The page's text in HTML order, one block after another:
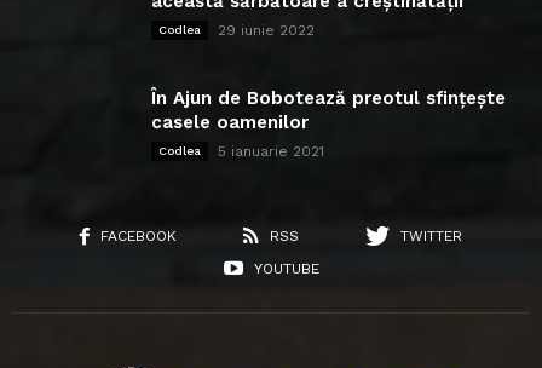
Codlea 29 iunie 2022
În Ajun de Bobotează preotul sfințește
casele oamenilor
Codlea 5 ianuarie 2021
FACEBOOK RSS
TWITTER
YOUTUBE